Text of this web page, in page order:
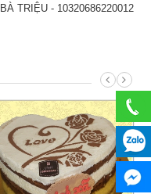
TRIỆU - 10320686220012